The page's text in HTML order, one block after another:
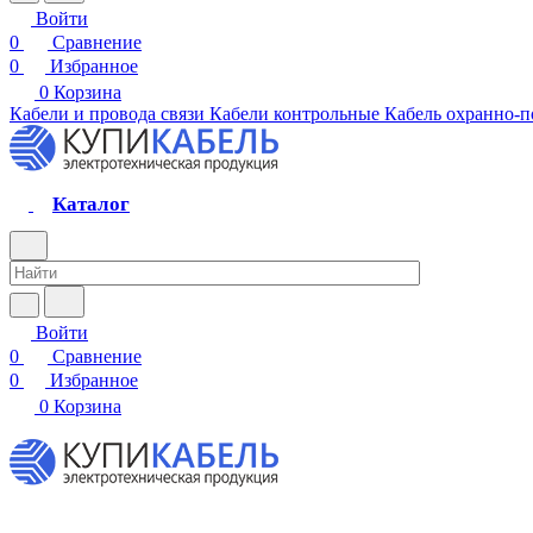
Войти
0
Сравнение
0
Избранное
0 Корзина
Кабели и провода связи Кабели контрольные Кабель охранно-
Каталог
Войти
0
Сравнение
0
Избранное
0 Корзина